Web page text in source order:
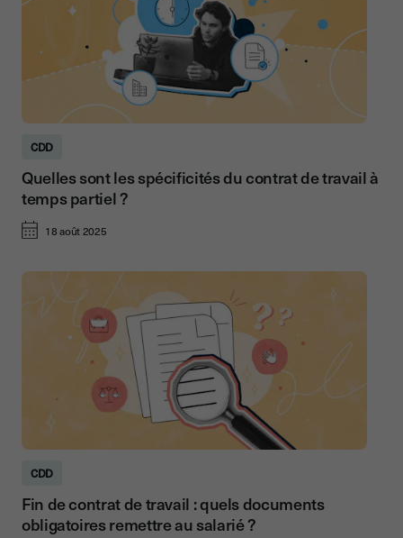
CDD
Quelles sont les spécificités du contrat de travail à
temps partiel ?
18 août 2025
CDD
Fin de contrat de travail : quels documents
obligatoires remettre au salarié ?